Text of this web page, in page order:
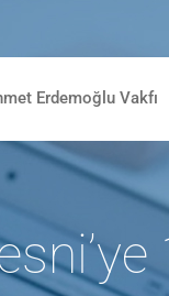
Erdemoğlu Vakfı